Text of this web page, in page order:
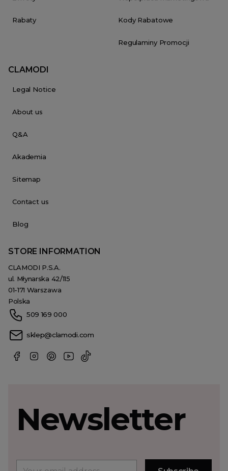
Rabaty Kody Rabatowe
Regulaminy Promocji
CLAMODI
Legal Notice
About us
Q&A
Akademia
Sitemap
Contact us
Blog
STORE INFORMATION
CLAMODI P.S.A.
ul. Młynarska 42/115
01-171 Warszawa
Polska
509 169 000
sklep@clamodi.com
Newsletter